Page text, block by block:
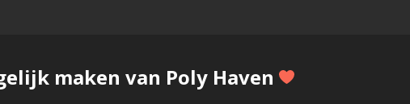
maken van Poly Haven